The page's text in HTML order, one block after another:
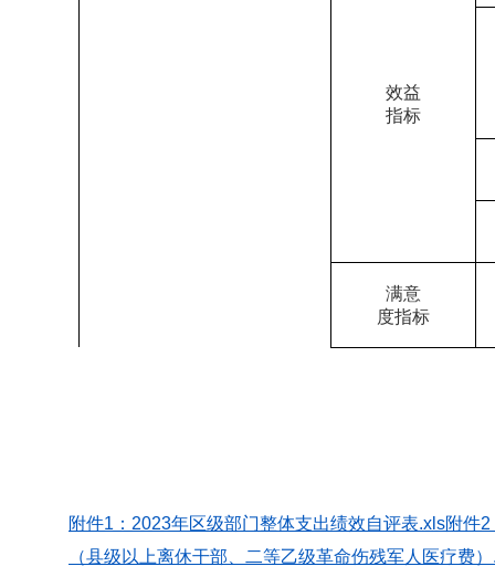
效益
指标
满意
度指标
附件1：2023年区级部门整体支出绩效自评表.xls附件
（县级以上离休干部、二等乙级革命伤残军人医疗费